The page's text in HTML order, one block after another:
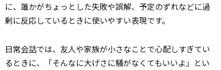
に、誰かがちょっとした失敗や誤解、予定のずれなどに過
剰に反応しているときに使いやすい表現です。
日常会話では、友人や家族が小さなことで心配しすぎてい
るときに、「そんなに大げさに騒がなくてもいいよ」とい